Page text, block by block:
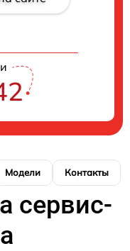
Модели Контакты
сервис-